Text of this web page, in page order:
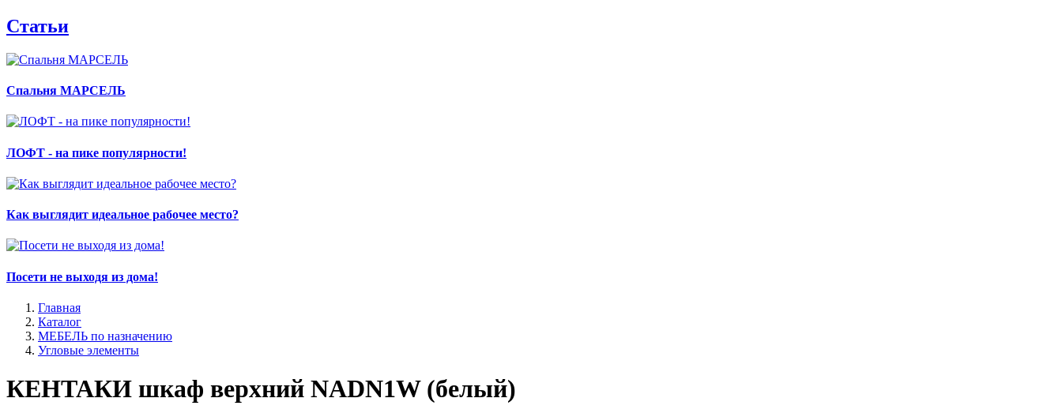
Статьи
Спальня МАРСЕЛЬ
ЛОФТ - на пике популярности!
Как выглядит идеальное рабочее место?
Посети не выходя из дома!
Главная
Каталог
МЕБЕЛЬ по назначению
Угловые элементы
КЕНТАКИ шкаф верхний NADN1W (белый)